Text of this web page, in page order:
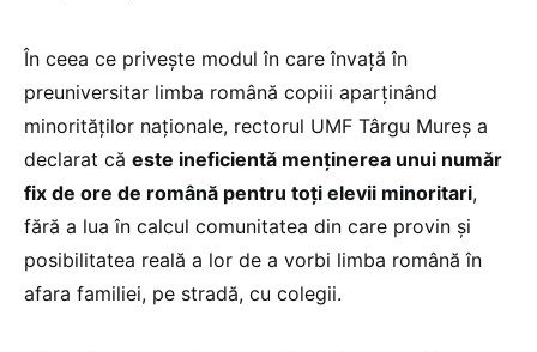
În ceea ce privește modul în care învață în
preuniversitar limba română copiii aparținând
minorităților naționale, rectorul UMF Târgu Mureș a
declarat că este ineficientă menținerea unui număr
fix de ore de română pentru toți elevii minoritari,
fără a lua în calcul comunitatea din care provin și
posibilitatea reală a lor de a vorbi limba română în
afara familiei, pe stradă, cu colegii.